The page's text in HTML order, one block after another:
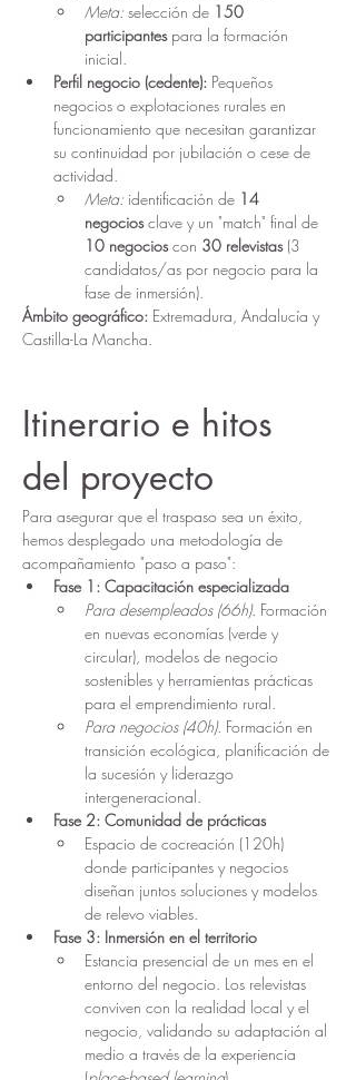
Meta: selección de 150
participantes para la formación
inicial.
Perfil negocio (cedente): Pequeños
negocios o explotaciones rurales en
funcionamiento que necesitan garantizar
su continuidad por jubilación o cese de
actividad.
Meta: identificación de 14
negocios clave y un "match" final de
10 negocios con 30 relevistas (3
candidatos/as por negocio para la
fase de inmersión).
Ámbito geográfico: Extremadura, Andalucía y
Castilla-La Mancha.
Itinerario e hitos
del proyecto
Para asegurar que el traspaso sea un éxito,
hemos desplegado una metodología de
acompañamiento "paso a paso":
Fase 1: Capacitación especializada
Para desempleados (66h). Formación
en nuevas economías (verde y
circular), modelos de negocio
sostenibles y herramientas prácticas
para el emprendimiento rural.
Para negocios (40h). Formación en
transición ecológica, planificación de
la sucesión y liderazgo
intergeneracional.
Fase 2: Comunidad de prácticas
Espacio de cocreación (120h)
donde participantes y negocios
diseñan juntos soluciones y modelos
de relevo viables.
Fase 3: Inmersión en el territorio
Estancia presencial de un mes en el
entorno del negocio. Los relevistas
conviven con la realidad local y el
negocio, validando su adaptación al
medio a través de la experiencia